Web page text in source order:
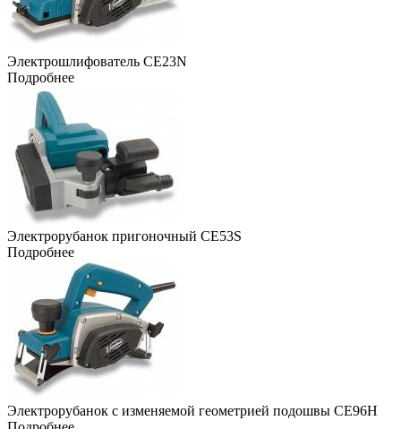
Электрошлифователь CE23N
Подробнее
Электрорубанок пригоночный CE53S
Подробнее
Электрорубанок с изменяемой геометрией подошвы CE96H